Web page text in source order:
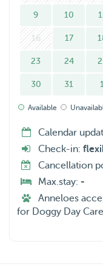
9 10
16 17
23 24
30 31
Available
Calendar
Check-in:
Cancellation
Max.stay: -
Anneloes
for Doggy Day Care